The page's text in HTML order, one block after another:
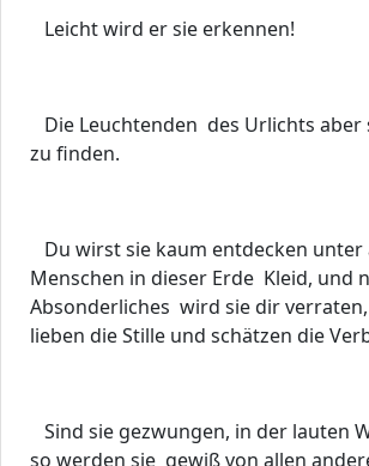
Leicht wird er sie erkennen!
Die Leuchtenden des Urlichts aber
zu finden.
Du wirst sie kaum entdecken unter
Menschen in dieser Erde Kleid, und
Absonderliches wird sie dir
lieben die Stille und schätzen die
Sind sie gezwungen, in der lauten
so werden sie gewiß von allen